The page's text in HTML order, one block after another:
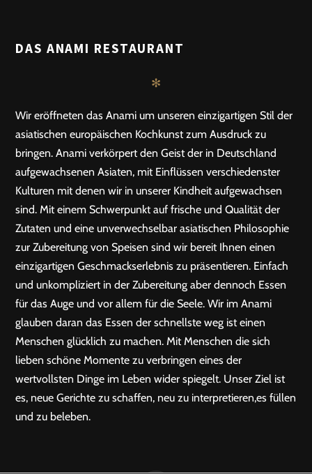
DAS ANAMI RESTAURANT
✻
Wir eröffneten das Anami um unseren einzigartigen Stil der
asiatischen europäischen Kochkunst zum Ausdruck zu
bringen. Anami verkörpert den Geist der in Deutschland
aufgewachsenen Asiaten, mit Einflüssen verschiedenster
Kulturen mit denen wir in unserer Kindheit aufgewachsen
sind. Mit einem Schwerpunkt auf frische und Qualität der
Zutaten und eine unverwechselbar asiatischen Philosophie
zur Zubereitung von Speisen sind wir bereit Ihnen einen
einzigartigen Geschmackserlebnis zu präsentieren. Einfach
und unkompliziert in der Zubereitung aber dennoch Essen
für das Auge und vor allem für die Seele. Wir im Anami
glauben daran das Essen der schnellste weg ist einen
Menschen glücklich zu machen. Mit Menschen die sich
lieben schöne Momente zu verbringen eines der
wertvollsten Dinge im Leben wider spiegelt. Unser Ziel ist
es, neue Gerichte zu schaffen, neu zu interpretieren,es füllen
und zu beleben.